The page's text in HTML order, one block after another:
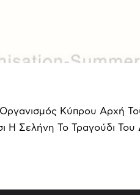
Κύπρου Αρχή
Η Σελήνη Το Τραγούδι